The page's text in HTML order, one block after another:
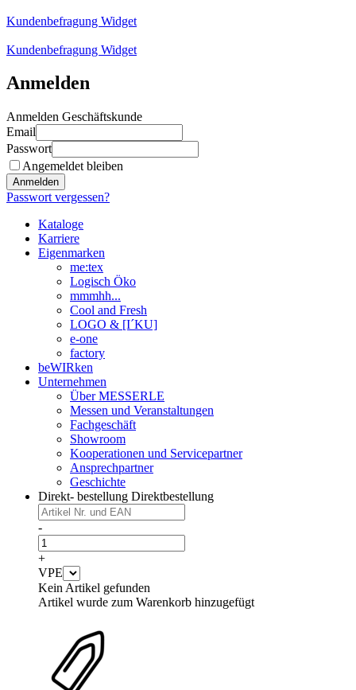
Kundenbefragung Widget
Kundenbefragung Widget
Anmelden
Anmelden Geschäftskunde
Email
Passwort
Angemeldet bleiben
Anmelden
Passwort vergessen?
Kataloge
Karriere
Eigenmarken
me:tex
Logisch Öko
mmmhh...
Cool and Fresh
LOGO & [I´KU]
e-one
factory
beWIRken
Unternehmen
Über MESSERLE
Messen und Veranstaltungen
Fachgeschäft
Showroom
Kooperationen und Servicepartner
Ansprechpartner
Geschichte
Direkt- bestellung Direktbestellung
-
+
VPE
Kein Artikel gefunden
Artikel wurde zum Warenkorb hinzugefügt